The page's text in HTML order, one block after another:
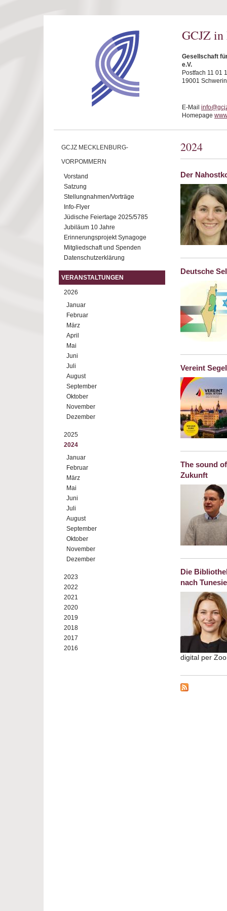
GCJZ in
Gesellschaft
e.V.
Postfach 11 01
19001 Schwerin
E-Mail
Homepage
GCJZ MECKLENBURG-
VORPOMMERN
Vorstand
Satzung
Stellungnahmen/Vorträge
Info-Flyer
Jüdische Feiertage 2025/5785
Jubiläum 10 Jahre
Erinnerungsprojekt Synagoge
Mitgliedschaft und Spenden
Datenschutzerklärung
VERANSTALTUNGEN
2026
Januar
Februar
März
April
Mai
Juni
Juli
August
September
Oktober
November
Dezember
2025
2024
Januar
Februar
März
Mai
Juni
Juli
August
September
Oktober
November
Dezember
2023
2022
2021
2020
2019
2018
2017
2016
2024
Der
Deutsche
Vereint
The sound
Zukunft
Die
nach
digital per